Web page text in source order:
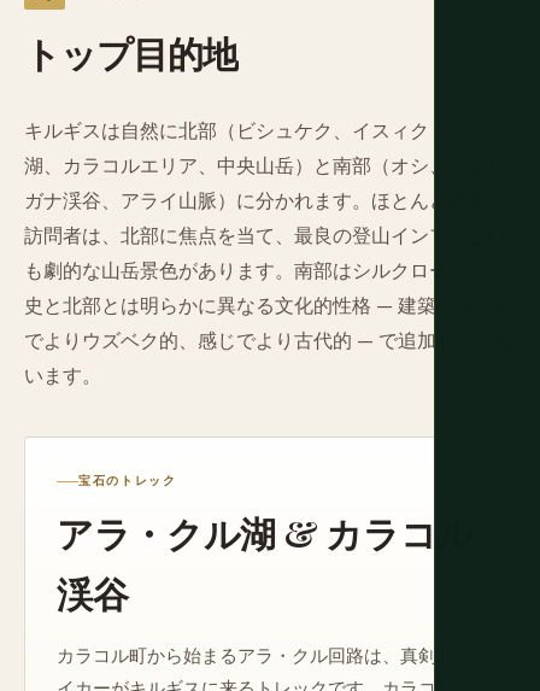
トップ目的地
キルギスは自然に北部（ビシュケク、イスィク・クル
湖、カラコルエリア、中央山岳）と南部（オシ、フェル
ガナ渓谷、アライ山脈）に分かれます。ほとんどの初回
訪問者は、北部に焦点を当て、最良の登山インフラと最
も劇的な山岳景色があります。南部はシルクロードの歴
史と北部とは明らかに異なる文化的性格 — 建築とリズム
でよりウズベク的、感じでより古代的 — で追加時間を報
います。
宝石のトレック
アラ・クル湖 & カラコル
渓谷
カラコル町から始まるアラ・クル回路は、真剣なハ